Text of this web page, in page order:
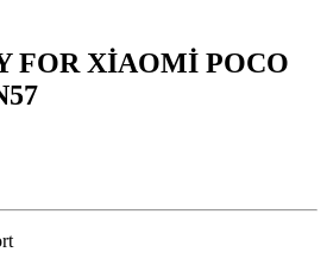
FOR XİAOMİ POCO